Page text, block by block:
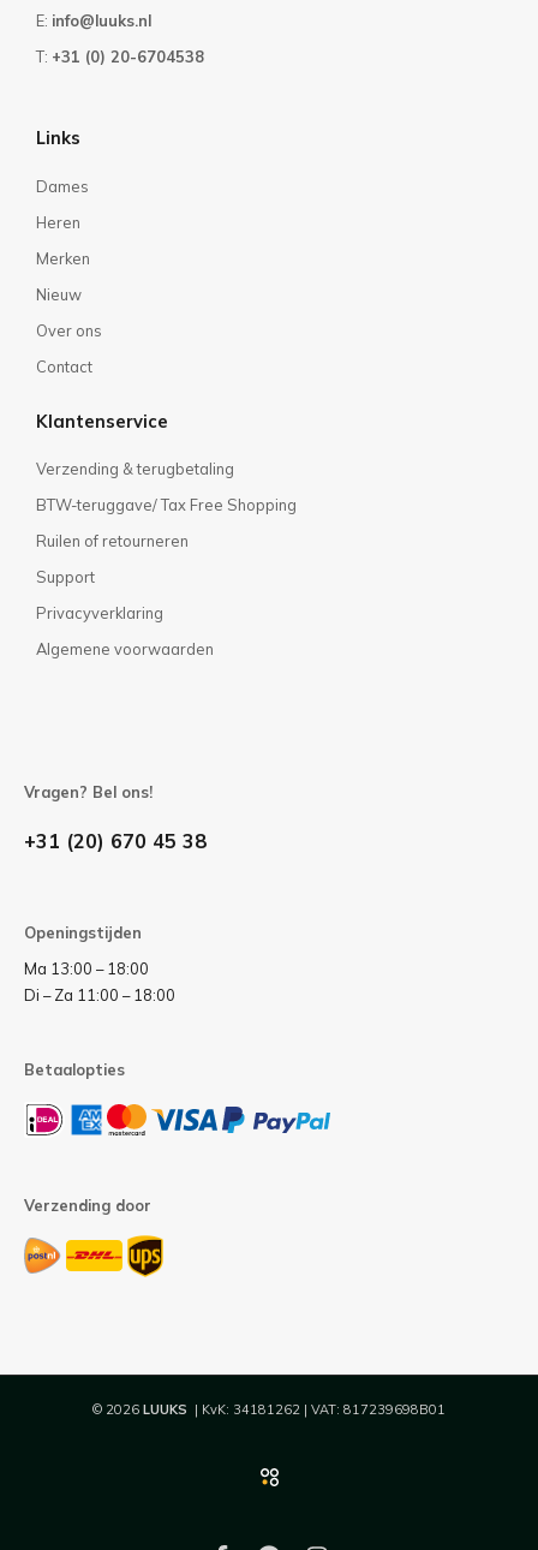
E: info@luuks.nl
T: +31 (0) 20-6704538
Links
Dames
Heren
Merken
Nieuw
Over ons
Contact
Klantenservice
Verzending & terugbetaling
BTW-teruggave/ Tax Free Shopping
Ruilen of retourneren
Support
Privacyverklaring
Algemene voorwaarden
Vragen? Bel ons!
+31 (20) 670 45 38
Openingstijden
Ma 13:00 – 18:00
Di – Za 11:00 – 18:00
Betaalopties
Verzending door
© 2026 LUUKS | KvK: 34181262 | VAT: 817239698B01